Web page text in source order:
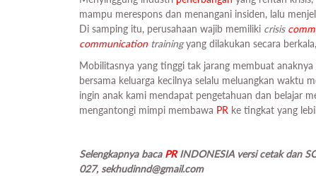
mampu merespons dan menangani insiden, lalu
Di samping itu, perusahaan wajib memiliki crisis
communicationtrainingyang dilakukan secara
Mobilitasnya yang tinggi tak jarang membuat
bersama keluarga kecilnya selalu meluangkan waktu
ingin anak kami mendapat pengetahuan dan belajar
mengantongi mimpi membawa PR ke tingkat yang
Selengkapnya baca PRINDONESIA versi cetak dan
027, sekhudinnd@gmail.com